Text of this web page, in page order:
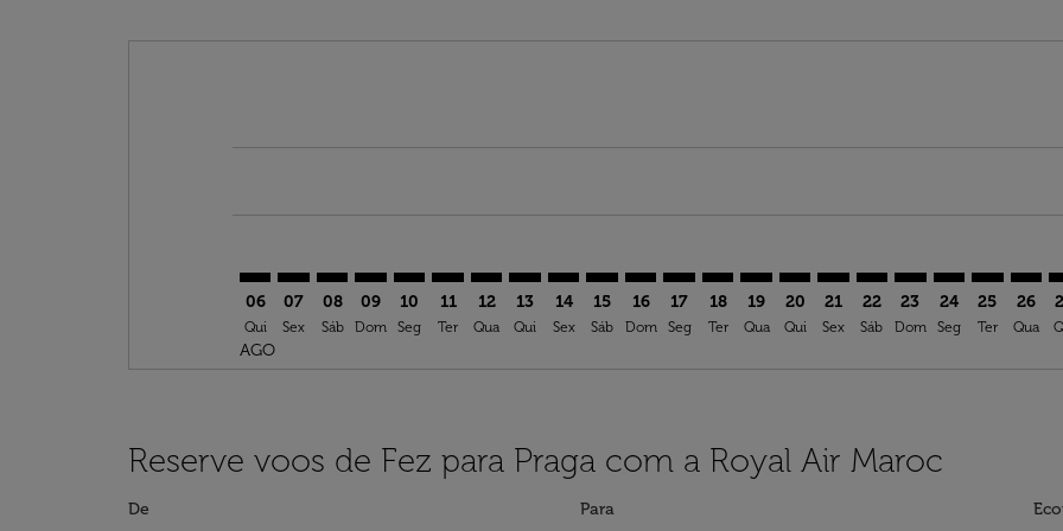
06
Qui
AGO
07
Sex
08
Sáb
09
Dom
10
Seg
11
Ter
12
Qua
13
Qui
14
Sex
15
Sáb
16
Dom
17
Seg
18
Ter
19
Qua
20
Qui
FEZ–PRG: cmp-view-
21
Sex
FEZ–PRG: cmp-view-
22
Sáb
FEZ–PRG: cmp-
23
Dom
FEZ–PRG:
24
Seg
25
Ter
26
Qua
Reserve voos de Fez para Praga com a Royal Air Maroc
De Para